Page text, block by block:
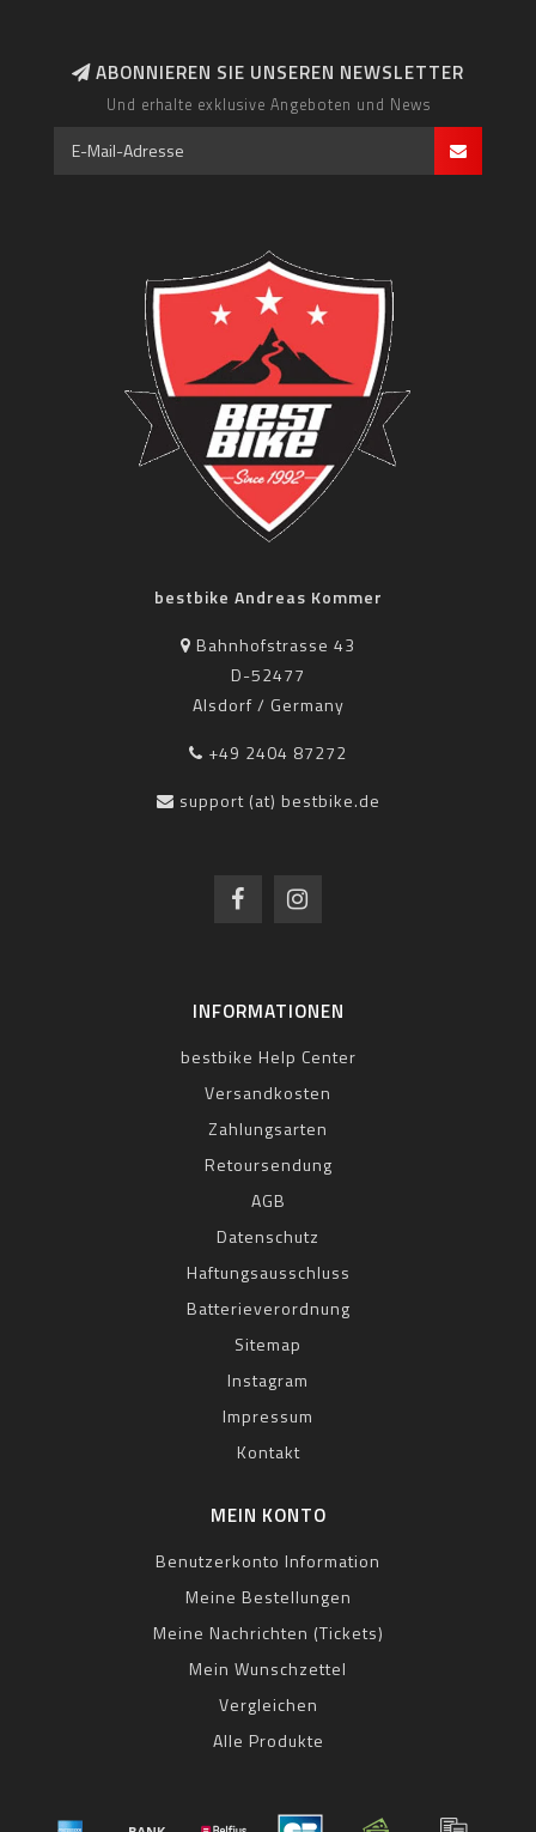
ABONNIEREN SIE UNSEREN NEWSLETTER
Und erhalte exklusive Angeboten und News
bestbike Andreas Kommer
Bahnhofstrasse 43
D-52477
Alsdorf / Germany
+49 2404 87272
support (at) bestbike.de
INFORMATIONEN
bestbike Help Center
Versandkosten
Zahlungsarten
Retoursendung
AGB
Datenschutz
Haftungsausschluss
Batterieverordnung
Sitemap
Instagram
Impressum
Kontakt
MEIN KONTO
Benutzerkonto Information
Meine Bestellungen
Meine Nachrichten (Tickets)
Mein Wunschzettel
Vergleichen
Alle Produkte